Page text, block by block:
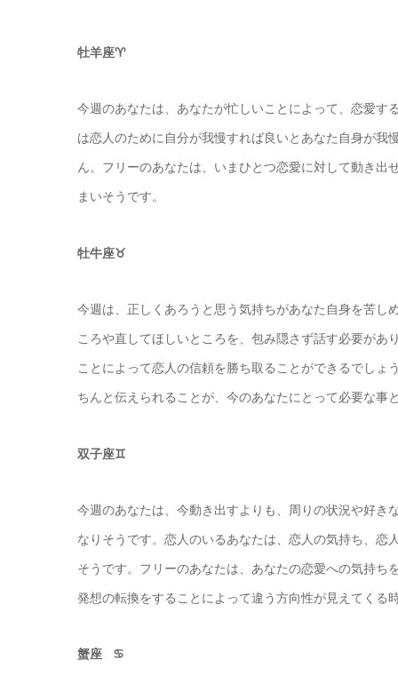
牡羊座♈️
今週のあなたは、あなたが忙しいことによって、恋愛す
は恋人のために自分が我慢すれば良いとあなた自身が
ん。フリーのあなたは、いまひとつ恋愛に対して動き
まいそうです。
牡牛座♉️
今週は、正しくあろうと思う気持ちがあなた自身を苦し
ころや直してほしいところを、包み隠さず話す必要が
ことによって恋人の信頼を勝ち取ることができるでし
ちんと伝えられることが、今のあなたにとって必要な事
双子座♊️
今週のあなたは、今動き出すよりも、周りの状況や好き
なりそうです。恋人のいるあなたは、恋人の気持ち、
そうです。フリーのあなたは、あなたの恋愛への気持
発想の転換をすることによって違う方向性が見えてくる
蟹座 ♋️